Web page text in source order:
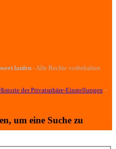
laufen - Alle Rechte vorbehalten
der Privatsphäre-Einstellungen –
um eine Suche zu